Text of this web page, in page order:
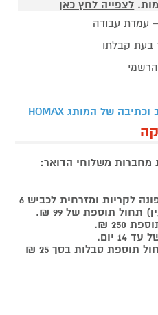
לצפייה לחץ כאן
בעת קבלתו
הרשמי
וכתיבה של המותג HOMAX
משלוחי הדואר:
בהובלה דרומה לבאר שבע, צפונה לקריות ומזרחית לכביש 6
תחול תוספת של 99 ₪.
250 ₪.
יום.
בהובלה לבניין ללא מעלית, תחול תוספת סבלות בסך 25 ₪